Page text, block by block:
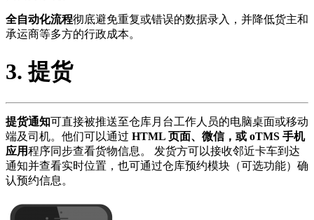
全自动化流程彻底避免重复或错误的数据录入，并降低货主和
承运商等多方的行政成本。
3. 提货
提货通知可直接被推送至仓库月台工作人员的电脑桌面或移动
端及司机。他们可以通过 HTML 页面、微信，或 oTMS 手机
应用程序同步查看货物信息。 发货方可以接收邻近卡车到达
通知并查看实时位置，也可通过仓库预约模块（可选功能）确
认预约信息。